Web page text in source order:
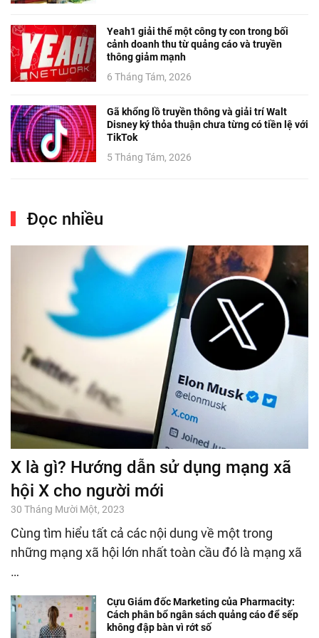
Yeah1 giải thể một công ty con trong bối
cảnh doanh thu từ quảng cáo và truyền
thông giảm mạnh
6 Tháng Tám, 2026
Gã khổng lồ truyền thông và giải trí Walt
Disney ký thỏa thuận chưa từng có tiền lệ với
TikTok
5 Tháng Tám, 2026
Đọc nhiều
X là gì? Hướng dẫn sử dụng mạng xã
hội X cho người mới
30 Tháng Mười Một, 2023
Cùng tìm hiểu tất cả các nội dung về một trong
những mạng xã hội lớn nhất toàn cầu đó là mạng xã
…
Cựu Giám đốc Marketing của Pharmacity:
Cách phân bổ ngân sách quảng cáo để sếp
không đập bàn vì rớt số